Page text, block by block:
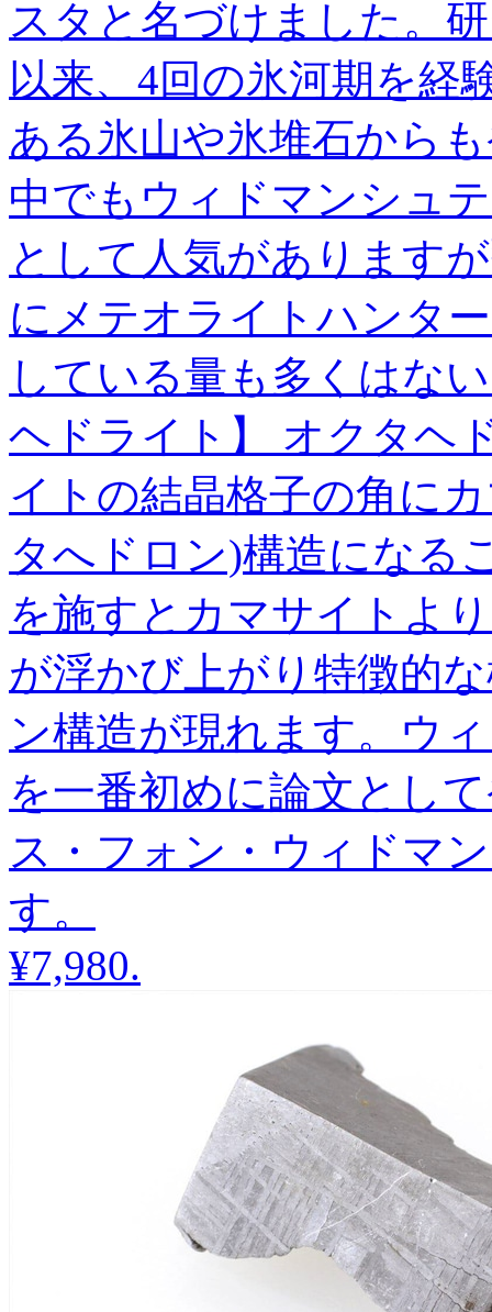
スタと名づけました。
以来、4回の氷河期を経
ある氷山や氷堆石から
中でもウィドマンシュ
として人気があります
にメテオライトハンタ
している量も多くはな
ヘドライト】 オクタヘ
イトの結晶格子の角に
タへドロン)構造になる
を施すとカマサイトよ
が浮かび上がり特徴的
ン構造が現れます。ウ
を一番初めに論文とし
ス・フォン・ウィドマ
す。
¥7,980.